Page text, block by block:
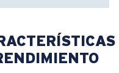
en seco.